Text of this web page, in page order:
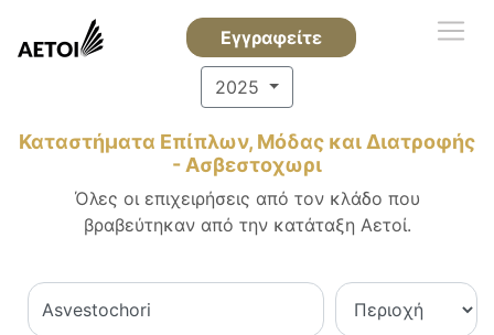
Εγγραφείτε
2025
Καταστήματα Επίπλων, Μόδας και Διατροφής
- Ασβεστοχωρι
Όλες οι επιχειρήσεις από τον κλάδο που
βραβεύτηκαν από την κατάταξη Αετοί.